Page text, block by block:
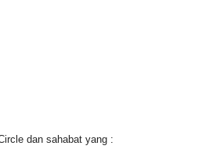
dan sahabat yang :